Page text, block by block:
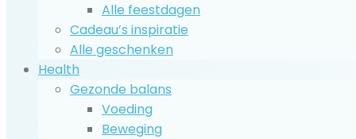
Alle feestdagen
Cadeau’s inspiratie
Alle geschenken
Health
Gezonde balans
Voeding
Beweging